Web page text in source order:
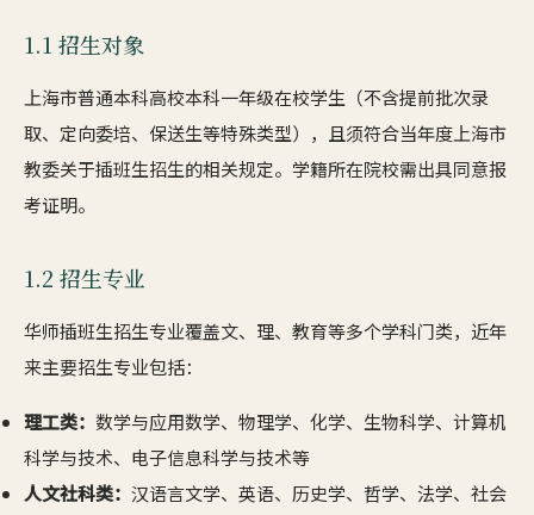
1.1 招生对象
上海市普通本科高校本科一年级在校学生（不含提前批次录
取、定向委培、保送生等特殊类型），且须符合当年度上海市
教委关于插班生招生的相关规定。学籍所在院校需出具同意报
考证明。
1.2 招生专业
华师插班生招生专业覆盖文、理、教育等多个学科门类，近年
来主要招生专业包括：
理工类： 数学与应用数学、物理学、化学、生物科学、计算机
科学与技术、电子信息科学与技术等
人文社科类： 汉语言文学、英语、历史学、哲学、法学、社会